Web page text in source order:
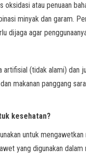
atau penuaan
minyak dan garam.
dijaga agar
(tidak alami) dan
makanan panggang
kesehatan?
untuk
yang digunakan